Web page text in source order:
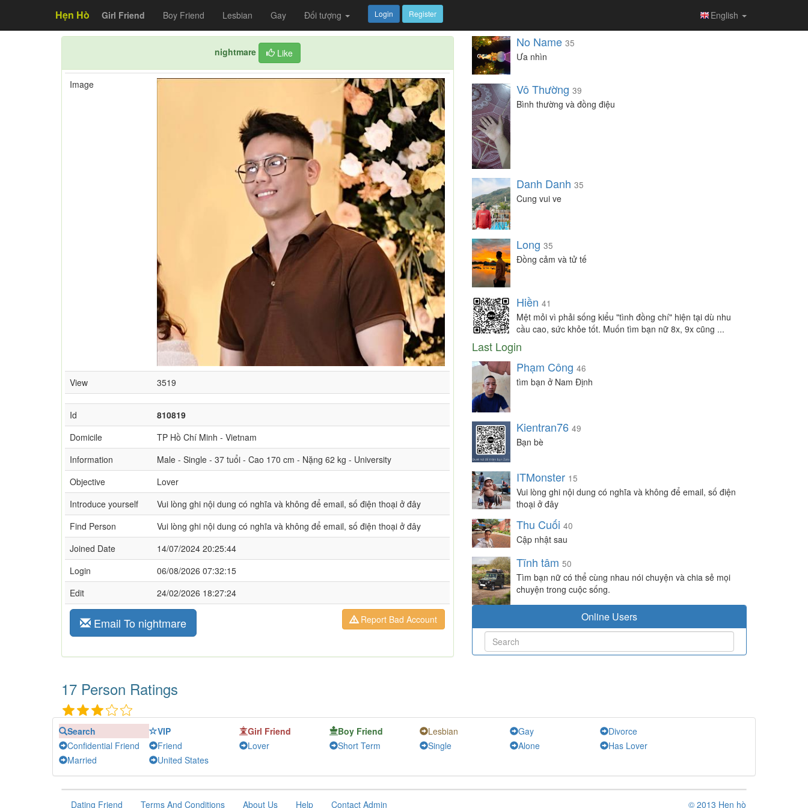
Hẹn Hò Girl Friend Boy Friend Lesbian Gay Đối tượng Login Register English
nightmare Like
Image
View 3519
Id
810819
Domicile
TP Hồ Chí Minh - Vietnam
Information
Male - Single - 37 tuổi - Cao 170 cm - Nặng 62 kg - University
Objective
Lover
Introduce yourself
Vui lòng ghi nội dung có nghĩa và không để email, số điện thoại ở đây
Find Person
Vui lòng ghi nội dung có nghĩa và không để email, số điện thoại ở đây
Joined Date
14/07/2024 20:25:44
Login
06/08/2026 07:32:15
Edit
24/02/2026 18:27:24
Email To nightmare Report Bad Account
17 Person Ratings
No Name 35
Ưa nhìn
Vô Thường 39
Bình thường và đồng điệu
Danh Danh 35
Cung vui ve
Long 35
Đồng cảm và tử tế
Hiền 41
Mệt mỏi vì phải sống kiểu "tình đồng chí" hiện tại dù nhu
cầu cao, sức khỏe tốt. Muốn tìm bạn nữ 8x, 9x cũng ...
Last Login
Phạm Công 46
tìm bạn ở Nam Định
Kientran76 49
Bạn bè
ITMonster 15
Vui lòng ghi nội dung có nghĩa và không để email, số điện
thoại ở đây
Thu Cuối 40
Cập nhật sau
Tĩnh tâm 50
Tìm bạn nữ có thể cùng nhau nói chuyện và chia sẻ mọi
chuyện trong cuộc sống.
Online Users
Search VIP Girl Friend Boy Friend Lesbian Gay
Divorce
Confidential Friend
Friend Lover Short Term Single Alone
Has Lover
Married
United States
Dating Friend Terms And Conditions About Us Help Contact Admin © 2013 Hẹn hò